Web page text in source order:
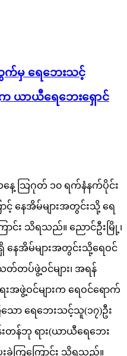
က်မှ ရေဘေးသင့်
ယာယီရေဘေးရှောင်
နေ့ သြဂုတ် ၁၀ ရက်နံနက်ပိုင်း
င့် နေအိမ်များအတွင်းသို့ ရေ
ောင်း သိရသည်။ ညောင်ဦးမြို့၊
ေအိမ်များအတွင်းသို့ရေဝင်
သတ်တပ်ဖွဲ့ဝင်များ၊ အရန်
အဖွဲ့ဝင်များက ရေဝင်ရောက်
သော ရေဘေးသင့်သူ(၁၇)ဦး
န်ဘု ရား(ယာယီရေဘေး
းခဲ့ကြကြောင်း သိရသည်။